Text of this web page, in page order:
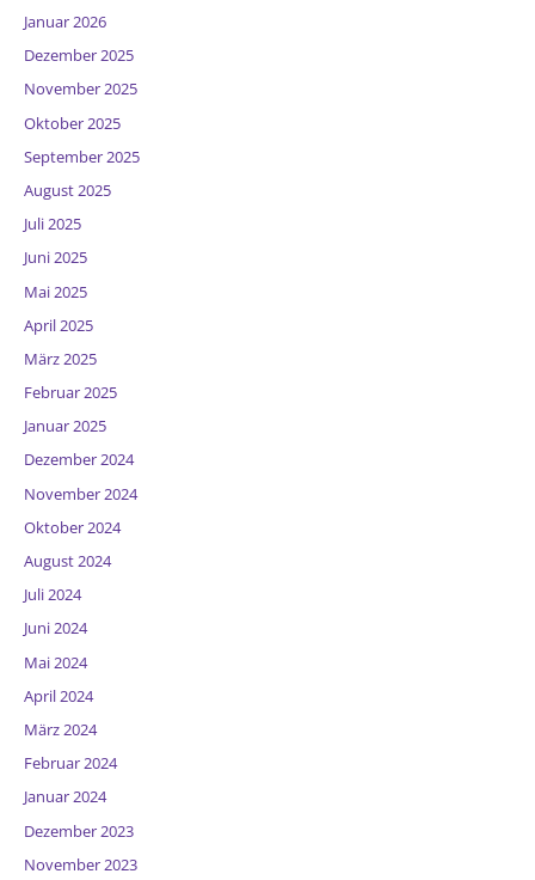
Januar 2026
Dezember 2025
November 2025
Oktober 2025
September 2025
August 2025
Juli 2025
Juni 2025
Mai 2025
April 2025
März 2025
Februar 2025
Januar 2025
Dezember 2024
November 2024
Oktober 2024
August 2024
Juli 2024
Juni 2024
Mai 2024
April 2024
März 2024
Februar 2024
Januar 2024
Dezember 2023
November 2023